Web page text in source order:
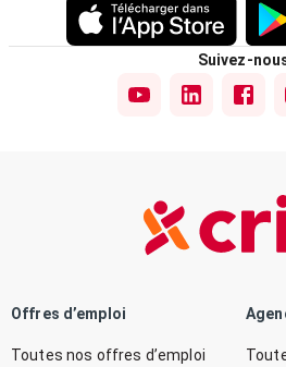
Suivez-
Offres d’emploi
Toutes nos offres d’emploi